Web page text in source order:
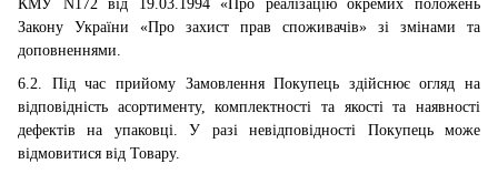
КМУ N172 від 19.03.1994 «Про реалізацію окремих положень
Закону України «Про захист прав споживачів» зі змінами та
доповненнями.
6.2. Під час прийому Замовлення Покупець здійснює огляд на
відповідність асортименту, комплектності та якості та наявності
дефектів на упаковці. У разі невідповідності Покупець може
відмовитися від Товару.